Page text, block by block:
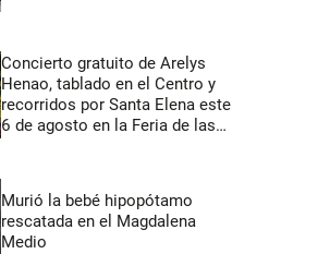
Concierto gratuito de Arelys
Henao, tablado en el Centro y
recorridos por Santa Elena este
6 de agosto en la Feria de las
Murió la bebé hipopótamo
rescatada en el Magdalena
Medio